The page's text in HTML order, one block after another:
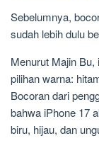
Sebelumnya,
sudah lebih dulu
Menurut Majin
pilihan warna:
Bocoran dari
bahwa iPhone 17
biru, hijau, dan